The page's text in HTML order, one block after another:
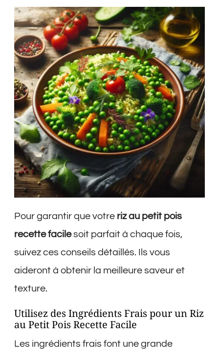
Pour garantir que votre riz au petit pois
recette facilesoit parfait à chaque fois,
suivez ces conseils détaillés. Ils vous
aideront à obtenir la meilleure saveur et
texture.
Utilisez des Ingrédients Frais pour un Riz
au Petit Pois Recette Facile
Les ingrédients frais font une grande